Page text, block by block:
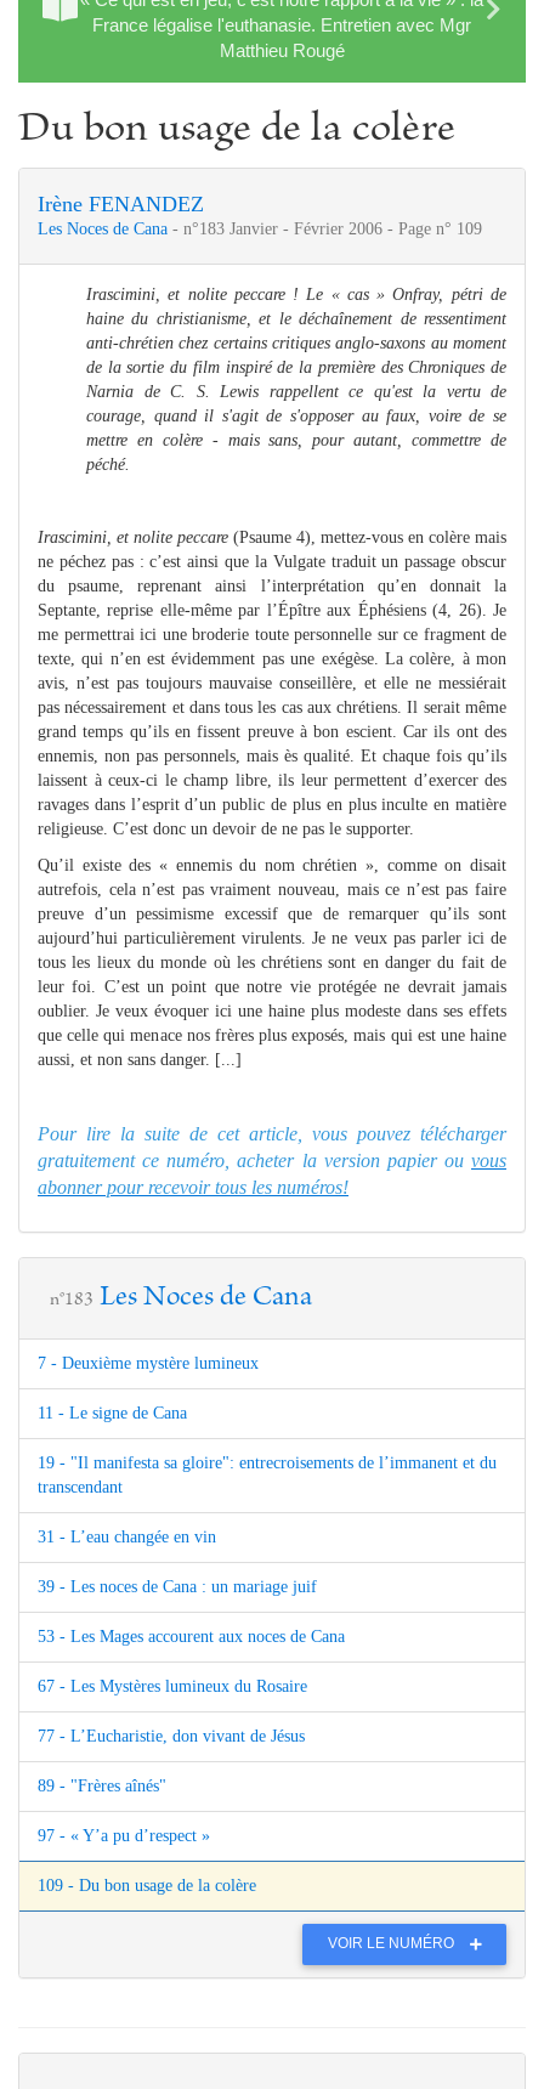
France légalise l'euthanasie. Entretien avec Mgr
Matthieu Rougé
Du bon usage de la colère
Irène FENANDEZ
Les Noces de Cana - n°183 Janvier - Février 2006 - Page n° 109
Irascimini, et nolite peccare ! Le « cas » Onfray, pétri de
haine du christianisme, et le déchaînement de ressentiment
anti-chrétien chez certains critiques anglo-saxons au moment
de la sortie du film inspiré de la première des Chroniques de
Narnia de C. S. Lewis rappellent ce qu'est la vertu de
courage, quand il s'agit de s'opposer au faux, voire de se
mettre en colère - mais sans, pour autant, commettre de
péché.
Irascimini, et nolite peccare (Psaume 4), mettez-vous en colère mais
ne péchez pas : c’est ainsi que la Vulgate traduit un passage obscur
du psaume, reprenant ainsi l’interprétation qu’en donnait la
Septante, reprise elle-même par l’Épître aux Éphésiens (4, 26). Je
me permettrai ici une broderie toute personnelle sur ce fragment de
texte, qui n’en est évidemment pas une exégèse. La colère, à mon
avis, n’est pas toujours mauvaise conseillère, et elle ne messiérait
pas nécessairement et dans tous les cas aux chrétiens. Il serait même
grand temps qu’ils en fissent preuve à bon escient. Car ils ont des
ennemis, non pas personnels, mais ès qualité. Et chaque fois qu’ils
laissent à ceux-ci le champ libre, ils leur permettent d’exercer des
ravages dans l’esprit d’un public de plus en plus inculte en matière
religieuse. C’est donc un devoir de ne pas le supporter.
Qu’il existe des « ennemis du nom chrétien », comme on disait
autrefois, cela n’est pas vraiment nouveau, mais ce n’est pas faire
preuve d’un pessimisme excessif que de remarquer qu’ils sont
aujourd’hui particulièrement virulents. Je ne veux pas parler ici de
tous les lieux du monde où les chrétiens sont en danger du fait de
leur foi. C’est un point que notre vie protégée ne devrait jamais
oublier. Je veux évoquer ici une haine plus modeste dans ses effets
que celle qui menace nos frères plus exposés, mais qui est une haine
aussi, et non sans danger. [...]
Pour lire la suite de cet article, vous pouvez télécharger
gratuitement ce numéro, acheter la version papier ou vous
abonner pour recevoir tous les numéros!
n°183 Les Noces de Cana
7 - Deuxième mystère lumineux
11 - Le signe de Cana
19 - "Il manifesta sa gloire": entrecroisements de l’immanent et du
transcendant
31 - L’eau changée en vin
39 - Les noces de Cana : un mariage juif
53 - Les Mages accourent aux noces de Cana
67 - Les Mystères lumineux du Rosaire
77 - L’Eucharistie, don vivant de Jésus
89 - "Frères aînés"
97 - « Y’a pu d’respect »
109 - Du bon usage de la colère
VOIR LE NUMÉRO